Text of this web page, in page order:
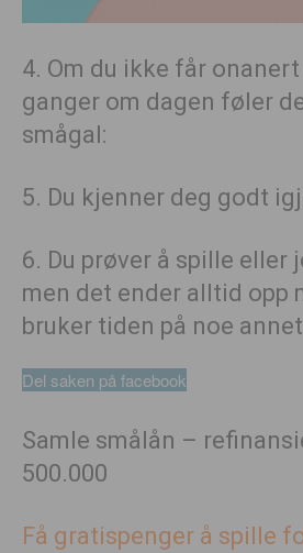
4. Om du ikke får
ganger om dagen føler
smågal:
5. Du kjenner deg godt
6. Du prøver å spille eller
men det ender alltid opp
bruker tiden på noe
Del saken på facebook
Samle smålån –
500.000
Få gratispenger å spille